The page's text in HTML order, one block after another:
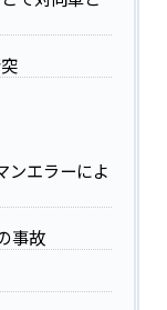
ンエラーによ
事故